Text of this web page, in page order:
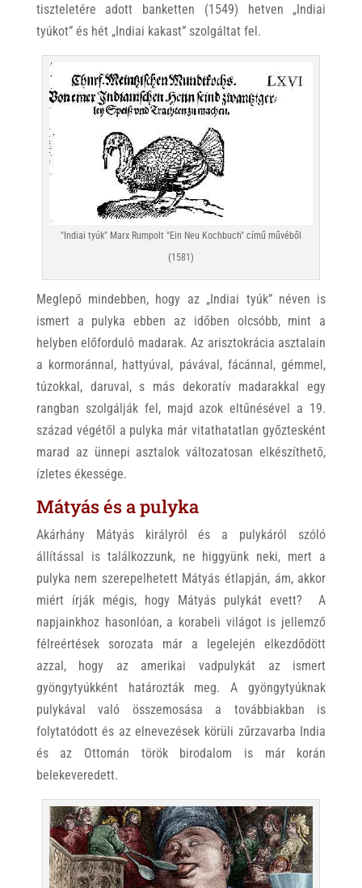
tiszteletére adott banketten (1549) hetven „Indiai
tyúkot” és hét „Indiai kakast” szolgáltat fel.
"Indiai tyúk" Marx Rumpolt "Ein Neu Kochbuch" című művéből
(1581)
Meglepő mindebben, hogy az „Indiai tyúk” néven is
ismert a pulyka ebben az időben olcsóbb, mint a
helyben előforduló madarak. Az arisztokrácia asztalain
a kormoránnal, hattyúval, pávával, fácánnal, gémmel,
túzokkal, daruval, s más dekoratív madarakkal egy
rangban szolgálják fel, majd azok eltűnésével a 19.
század végétől a pulyka már vitathatatlan győztesként
marad az ünnepi asztalok változatosan elkészíthető,
ízletes ékessége.
Mátyás és a pulyka
Akárhány Mátyás királyról és a pulykáról szóló
állítással is találkozzunk, ne higgyünk neki, mert a
pulyka nem szerepelhetett Mátyás étlapján, ám, akkor
miért írják mégis, hogy Mátyás pulykát evett? A
napjainkhoz hasonlóan, a korabeli világot is jellemző
félreértések sorozata már a legelején elkezdődött
azzal, hogy az amerikai vadpulykát az ismert
gyöngytyúkként határozták meg. A gyöngytyúknak
pulykával való összemosása a továbbiakban is
folytatódott és az elnevezések körüli zűrzavarba India
és az Ottomán török birodalom is már korán
belekeveredett.